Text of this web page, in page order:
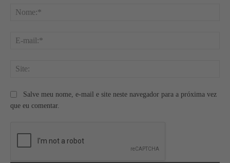
Salve meu nome, e-mail e site neste navegador para a próxima vez
que eu comentar.